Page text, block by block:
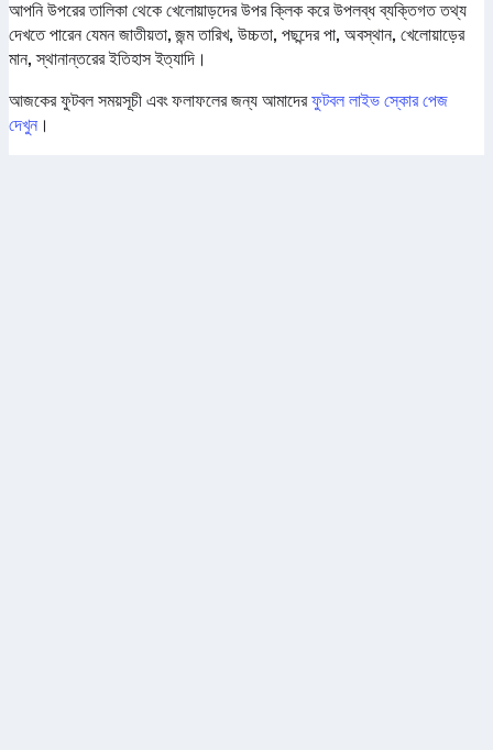
আপনি উপরের তালিকা থেকে খেলোয়াড়দের উপর ক্লিক করে উপলব্ধ ব্যক্তিগত তথ্য
দেখতে পারেন যেমন জাতীয়তা, জন্ম তারিখ, উচ্চতা, পছন্দের পা, অবস্থান, খেলোয়াড়ের
মান, স্থানান্তরের ইতিহাস ইত্যাদি।
আজকের ফুটবল সময়সূচী এবং ফলাফলের জন্য আমাদেরফুটবল লাইভ স্কোর পেজ
দেখুন।